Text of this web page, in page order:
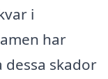
i
har
skador